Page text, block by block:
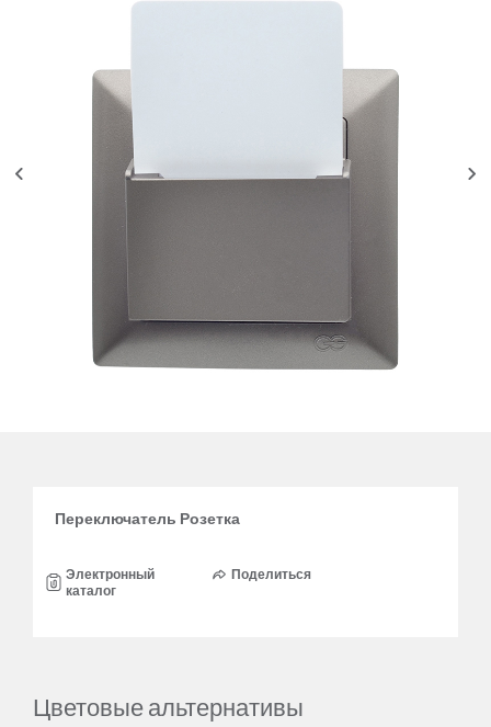
Переключатель Розетка
Электронный
каталог
Поделиться
Цветовые альтернативы